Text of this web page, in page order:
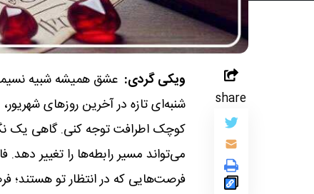
ویکی گردی: عشق همیشه شبیه
شنبه‌ای تازه در آخرین روزهای
کوچک اطرافت توجه کنی. گاهی یک
می‌تواند مسیر رابطه‌ها را تغییر
فرصت‌هایی که در انتظار تو
share